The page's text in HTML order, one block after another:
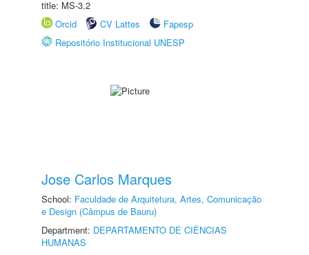
title: MS-3.2
Orcid
CV Lattes
Fapesp
Repositório Institucional UNESP
Jose Carlos Marques
School: Faculdade de Arquitetura, Artes, Comunicação
e Design (Câmpus de Bauru)
Department: DEPARTAMENTO DE CIÊNCIAS
HUMANAS